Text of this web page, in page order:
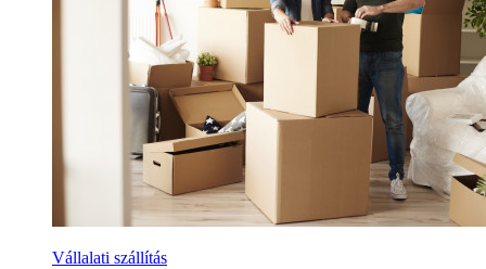
Vállalati szállítás